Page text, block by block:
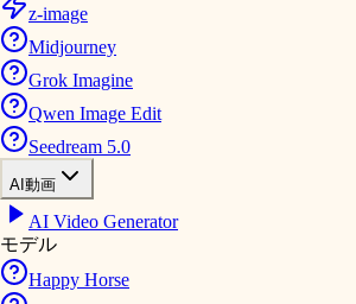
z-image
Midjourney
Grok Imagine
Qwen Image Edit
Seedream 5.0
AI動画
AI Video Generator
モデル
Happy Horse